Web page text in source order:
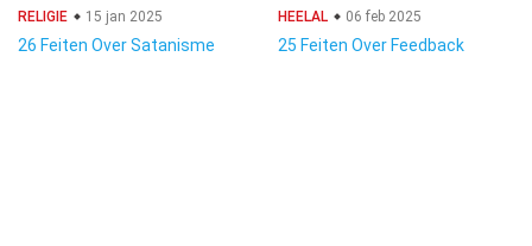
RELIGIE 15 jan 2025
26 Feiten Over Satanisme
HEELAL 06 feb 2025
25 Feiten Over Feedback